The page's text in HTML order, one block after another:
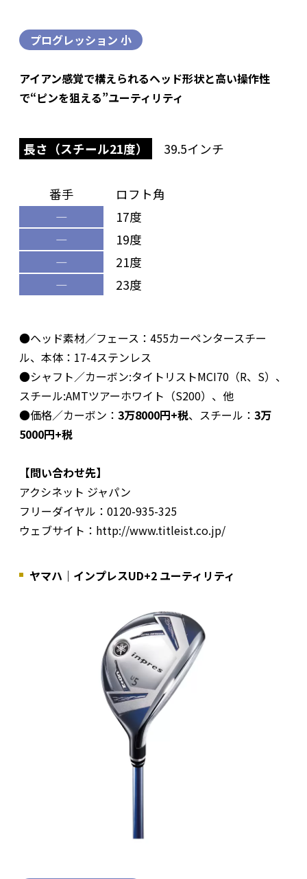
プログレッション 小
アイアン感覚で構えられるヘッド形状と高い操作性
で“ピンを狙える”ユーティリティ
長さ（スチール21度） 39.5インチ
番手
ロフト角
―
17度
―
19度
―
21度
―
23度
●ヘッド素材／フェース：455カーペンタースチー
ル、本体：17-4ステンレス
●シャフト／カーボン:タイトリストMCI70（R、S）、
スチール:AMTツアーホワイト（S200）、他
●価格／カーボン： 3万8000円+税、スチール： 3万
5000円+税
【問い合わせ先】
アクシネット ジャパン
フリーダイヤル：0120-935-325
ウェブサイト：http://www.titleist.co.jp/
ヤマハ｜インプレスUD+2 ユーティリティ